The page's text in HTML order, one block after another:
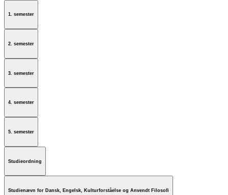
1. semester
2. semester
3. semester
4. semester
5. semester
Studieordning
Studienævn for Dansk, Engelsk, Kulturforståelse og Anvendt Filosofi